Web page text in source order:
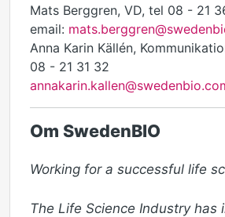
Mats Berggren, VD, tel 08 - 21
email:
Anna Karin Källén,
08 - 21 31 32
Om SwedenBIO
Working for a successful life
The Life Science Industry has